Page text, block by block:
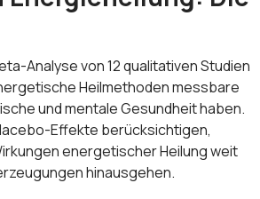
Analyse von 12 qualitativen Studien
Heilmethoden messbare
und mentale Gesundheit haben.
Effekte berücksichtigen,
energetischer Heilung weit
hinausgehen.